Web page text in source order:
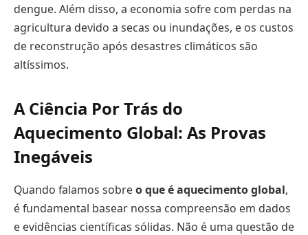
dengue. Além disso, a economia sofre com perdas na
agricultura devido a secas ou inundações, e os custos
de reconstrução após desastres climáticos são
altíssimos.
A Ciência Por Trás do
Aquecimento Global: As Provas
Inegáveis
Quando falamos sobreo que é aquecimento global,
é fundamental basear nossa compreensão em dados
e evidências científicas sólidas. Não é uma questão de